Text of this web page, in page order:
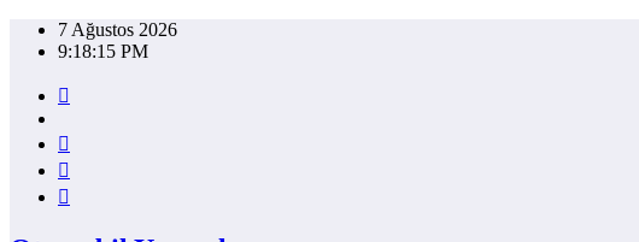
İçeriğe7 Ağustos 2026
9:18:16 PM